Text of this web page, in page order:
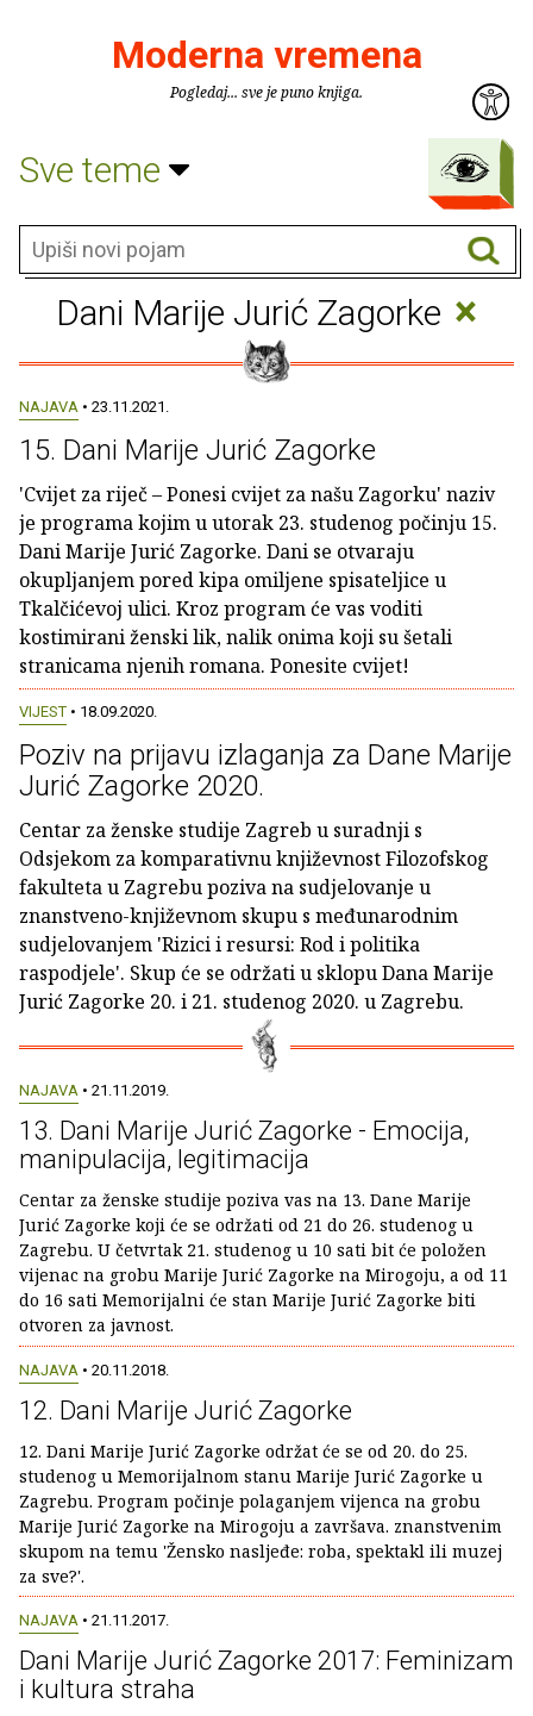
Moderna vremena
Pogledaj... sve je puno knjiga.
Sve teme
Dani Marije Jurić Zagorke ×
NAJAVA • 23.11.2021.
15. Dani Marije Jurić Zagorke
'Cvijet za riječ – Ponesi cvijet za našu Zagorku' naziv
je programa kojim u utorak 23. studenog počinju 15.
Dani Marije Jurić Zagorke. Dani se otvaraju
okupljanjem pored kipa omiljene spisateljice u
Tkalčićevoj ulici. Kroz program će vas voditi
kostimirani ženski lik, nalik onima koji su šetali
stranicama njenih romana. Ponesite cvijet!
VIJEST • 18.09.2020.
Poziv na prijavu izlaganja za Dane Marije
Jurić Zagorke 2020.
Centar za ženske studije Zagreb u suradnji s
Odsjekom za komparativnu književnost Filozofskog
fakulteta u Zagrebu poziva na sudjelovanje u
znanstveno-književnom skupu s međunarodnim
sudjelovanjem 'Rizici i resursi: Rod i politika
raspodjele'. Skup će se održati u sklopu Dana Marije
Jurić Zagorke 20. i 21. studenog 2020. u Zagrebu.
NAJAVA • 21.11.2019.
13. Dani Marije Jurić Zagorke - Emocija,
manipulacija, legitimacija
Centar za ženske studije poziva vas na 13. Dane Marije
Jurić Zagorke koji će se održati od 21 do 26. studenog u
Zagrebu. U četvrtak 21. studenog u 10 sati bit će položen
vijenac na grobu Marije Jurić Zagorke na Mirogoju, a od 11
do 16 sati Memorijalni će stan Marije Jurić Zagorke biti
otvoren za javnost.
NAJAVA • 20.11.2018.
12. Dani Marije Jurić Zagorke
12. Dani Marije Jurić Zagorke održat će se od 20. do 25.
studenog u Memorijalnom stanu Marije Jurić Zagorke u
Zagrebu. Program počinje polaganjem vijenca na grobu
Marije Jurić Zagorke na Mirogoju a završava. znanstvenim
skupom na temu 'Žensko nasljeđe: roba, spektakl ili muzej
za sve?'.
NAJAVA • 21.11.2017.
Dani Marije Jurić Zagorke 2017: Feminizam
i kultura straha